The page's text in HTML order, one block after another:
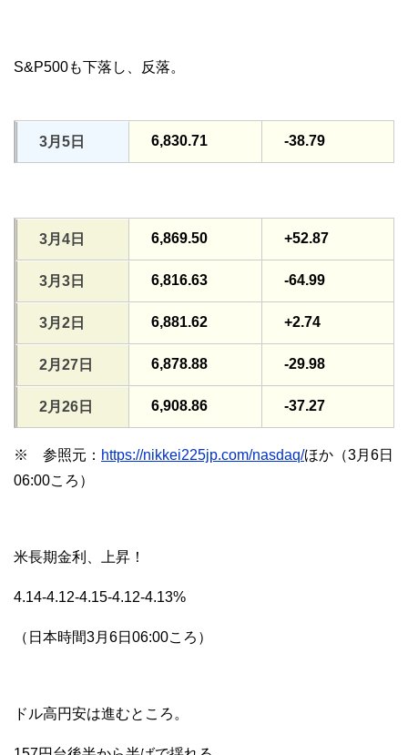
S&P500も下落し、反落。
3月5日 6,830.71 -38.79
3月4日 6,869.50 +52.87
3月3日 6,816.63 -64.99
3月2日 6,881.62 +2.74
2月27日 6,878.88 -29.98
2月26日 6,908.86 -37.27
※ 参照元： https://nikkei225jp.com/nasdaq/ほか（3月6日
06:00ころ）
米長期金利、上昇！
4.14-4.12-4.15-4.12-4.13%
（日本時間3月6日06:00ころ）
ドル高円安は進むところ。